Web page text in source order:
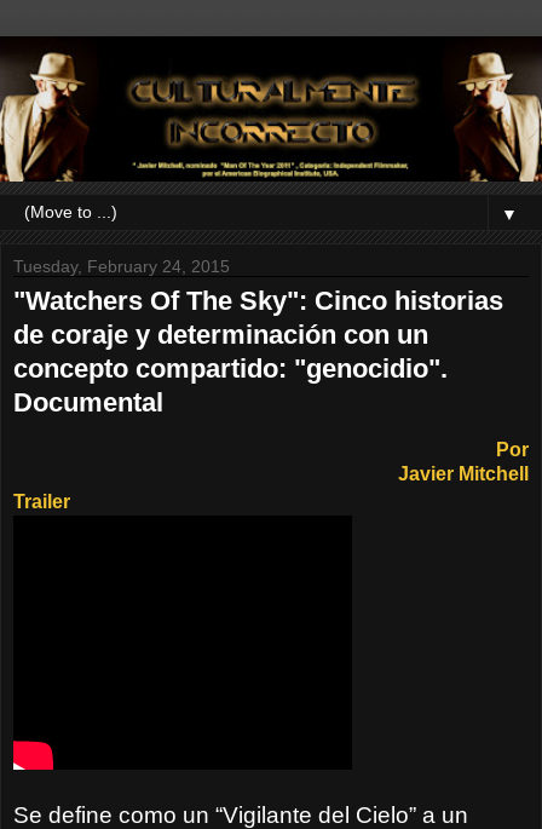
▼
Tuesday, February 24, 2015
"Watchers Of The Sky": Cinco historias
de coraje y determinación con un
concepto compartido: "genocidio".
Documental
Por
Javier Mitchell
Trailer
Se define como un “Vigilante del Cielo” a un